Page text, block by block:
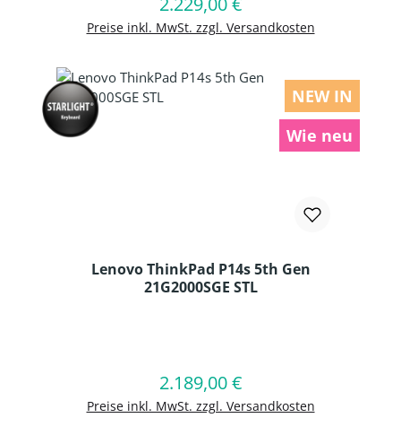
Preise inkl. MwSt. zzgl. Versandkosten
NEW IN
Wie neu
Lenovo ThinkPad P14s 5th Gen
21G2000SGE STL
Regulärer Preis:
2.189,00 €
Preise inkl. MwSt. zzgl. Versandkosten
In den Warenkorb